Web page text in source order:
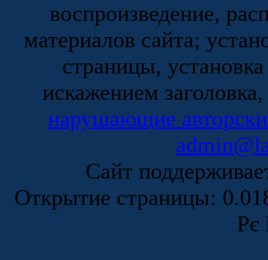
воспроизведение,
материалов сайта;
страницы,
искажением
нарушающие
Сайт
Открытие страницы:
Рє